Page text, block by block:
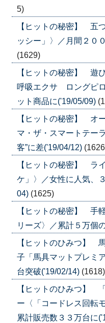
5)
【ヒットの秘密】 五
ッシー」〉／月間２０
(1629)
【ヒットの秘密】 遊
呼吸エクサ ロングピ
ット商品に('19/05/09)
【ヒットの秘密】 オ
マ・ザ・スマートテー
客”に差('19/04/12)
【ヒットの秘密】 ラ
ケ」〉／女性に人気、
04) (1625)
【ヒットの秘密】 手
リーズ〉／累計５万個
【ヒットのひみつ】
子「馬具マットプレミ
台突破('19/02/14) (1618)
【ヒットのひみつ】
ー〈「コードレス回転
累計販売数３３万台に